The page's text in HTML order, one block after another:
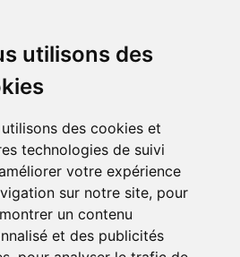
utilisons des
des cookies et
technologies de suivi
votre expérience
sur notre site, pour
un contenu
et des publicités
questions?
! Nous serons ravis de vous